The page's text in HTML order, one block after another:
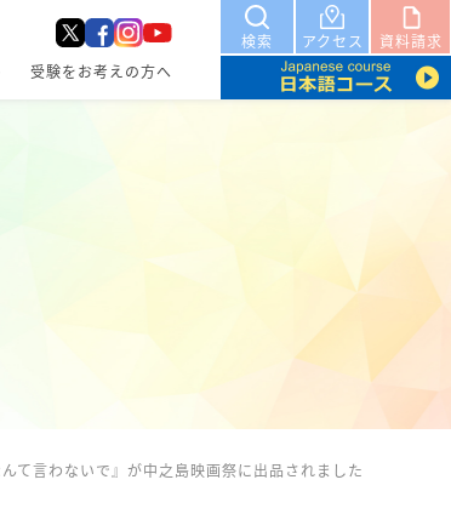
受験をお考えの方へ
検索 アクセス 資料請求
て言わないで』が中之島映画祭に出品されました